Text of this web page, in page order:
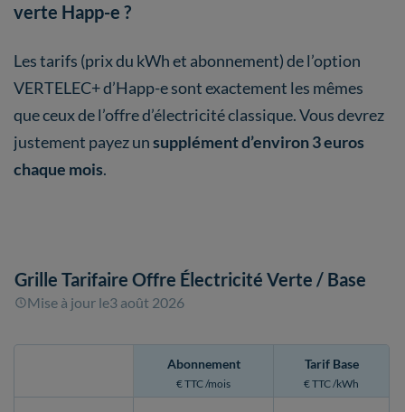
verte Happ-e ?
Les tarifs (prix du kWh et abonnement) de l’option
VERTELEC+ d’Happ-e sont exactement les mêmes
que ceux de l’offre d’électricité classique. Vous devrez
justement payez unsupplément d’environ 3 euros
chaque mois.
Grille Tarifaire Offre Électricité Verte / Base
Mise à jour le3 août 2026
Abonnement
€ TTC /mois
Tarif Base
€ TTC /kWh